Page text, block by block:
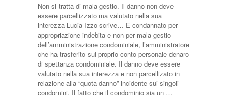
Non si tratta di mala gestio. Il danno non deve
essere parcellizzato ma valutato nella sua
interezza Lucia Izzo scrive… È condannato per
appropriazione indebita e non per mala gestio
dell’amministrazione condominiale, l’amministratore
che ha trasferito sul proprio conto personale denaro
di spettanza condominiale. Il danno deve essere
valutato nella sua interezza e non parcellizato in
relazione alla “quota-danno” incidente sui singoli
condomini. Il fatto che il condominio sia un …